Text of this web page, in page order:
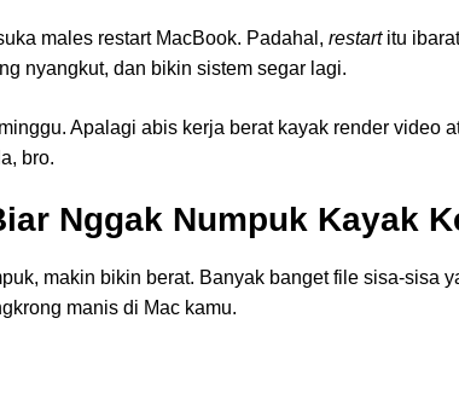
males restart MacBook. Padahal, restartitu
nyangkut, dan bikin sistem segar lagi.
Apalagi abis kerja berat kayak render video
bro.
Nggak Numpuk Kayak
makin bikin berat. Banyak banget file sisa-sisa
manis di Mac kamu.